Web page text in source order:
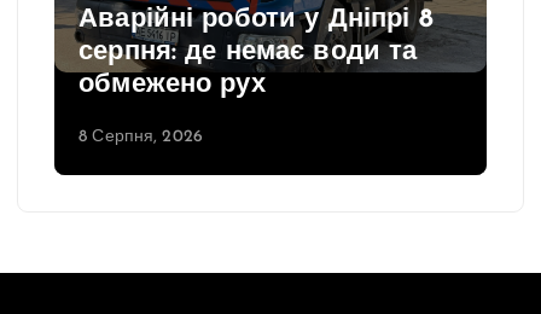
Аварійні роботи у Дніпрі 8
серпня: де немає води та
обмежено рух
8 Серпня, 2026